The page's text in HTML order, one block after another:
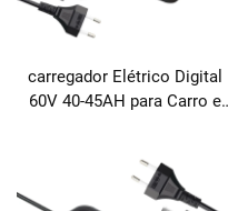
carregador Elétrico Digital
60V 40-45AH para Carro e
com Portas DC e AC,
Material ABS